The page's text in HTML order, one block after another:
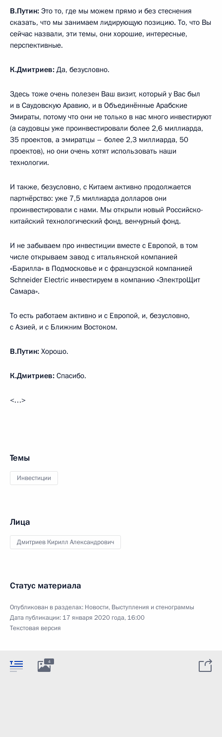
В.Путин: Это то, где мы можем прямо и без стеснения
сказать, что мы занимаем лидирующую позицию. То, что Вы
сейчас назвали, эти темы, они хорошие, интересные,
перспективные.
К.Дмитриев: Да, безусловно.
Здесь тоже очень полезен Ваш визит, который у Вас был
и в Саудовскую Аравию, и в Объединённые Арабские
Эмираты, потому что они не только в нас много инвестируют
(а саудовцы уже проинвестировали более 2,6 миллиарда,
35 проектов, а эмиратцы – более 2,3 миллиарда, 50
проектов), но они очень хотят использовать наши
технологии.
И также, безусловно, с Китаем активно продолжается
партнёрство: уже 7,5 миллиарда долларов они
проинвестировали с нами. Мы открыли новый Российско-
китайский технологический фонд, венчурный фонд.
И не забываем про инвестиции вместе с Европой, в том
числе открываем завод с итальянской компанией
«Барилла» в Подмосковье и с французской компанией
Schneider Electric инвестируем в компанию «ЭлектроЩит
Самара».
То есть работаем активно и с Европой, и, безусловно,
с Азией, и с Ближним Востоком.
В.Путин: Хорошо.
К.Дмитриев: Спасибо.
<…>
Темы
Инвестиции
Лица
Дмитриев Кирилл Александрович
Статус материала
Опубликован в разделах: Новости, Выступления и стенограммы
Дата публикации: 17 января 2020 года, 16:00
Текстовая версия
4